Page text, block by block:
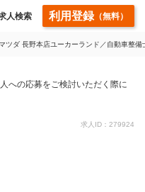
人検索 利用登録（無料）
ツダ 長野本店ユーカーランド／自動車整備
への応募をご検討いただく際に
求人ID：279924